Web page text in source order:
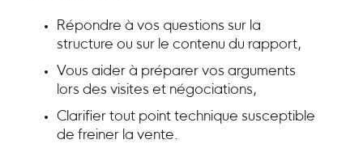
Répondre à vos questions sur la
structure ou sur le contenu du rapport,
Vous aider à préparer vos arguments
lors des visites et négociations,
Clarifier tout point technique susceptible
de freiner la vente.